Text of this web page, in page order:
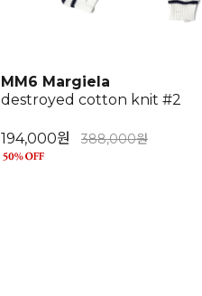
MM6 Margiela
destroyed cotton knit #2
194,000원 388,000원